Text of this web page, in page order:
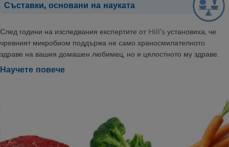
Съставки, основани на науката
След години на изследвания експертите от Hill’s установиха, че
чревният микробиом поддържа не само храносмилателното
здраве на вашия домашен любимец, но и цялостното му здраве.
Научете повече